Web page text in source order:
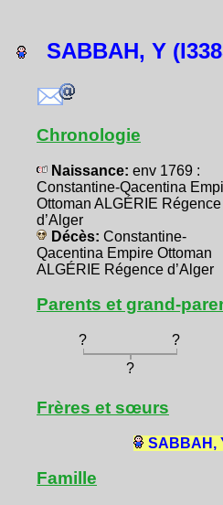
SABBAH, Y
Chronologie
Naissance: env 1769 :
Constantine-Qacentina
Ottoman ALGÉRIE Régence
d’Alger
Décès: Constantine-
Qacentina Empire Ottoman
ALGÉRIE Régence d’Alger
Parents et grand-
? ?
?
Frères et sœurs
SABBAH,
Famille